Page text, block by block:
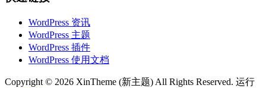
WordPress 资讯
WordPress 主题
WordPress 插件
WordPress 使用文档
Copyright © 2026 XinTheme (新主题) All Rights Reserved. 运行